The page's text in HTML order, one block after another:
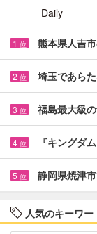
Daily
1 位 熊本県人吉
2 位 埼玉であら
3 位 福島最大級
4 位 『キングダ
5 位 静岡県焼津
人気のキーワー